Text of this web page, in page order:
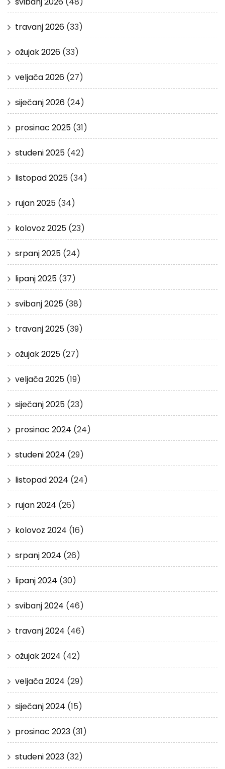
travanj 2026 (33)
ožujak 2026 (33)
veljača 2026 (27)
siječanj 2026 (24)
prosinac 2025 (31)
studeni 2025 (42)
listopad 2025 (34)
rujan 2025 (34)
kolovoz 2025 (23)
srpanj 2025 (24)
lipanj 2025 (37)
svibanj 2025 (38)
travanj 2025 (39)
ožujak 2025 (27)
veljača 2025 (19)
siječanj 2025 (23)
prosinac 2024 (24)
studeni 2024 (29)
listopad 2024 (24)
rujan 2024 (26)
kolovoz 2024 (16)
srpanj 2024 (26)
lipanj 2024 (30)
svibanj 2024 (46)
travanj 2024 (46)
ožujak 2024 (42)
veljača 2024 (29)
siječanj 2024 (15)
prosinac 2023 (31)
studeni 2023 (32)